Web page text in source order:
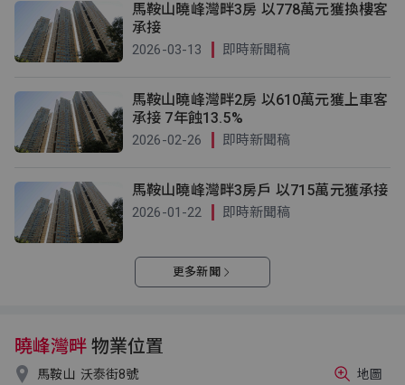
馬鞍山曉峰灣畔3房 以778萬元獲換樓客
承接
2026-03-13 即時新聞稿
馬鞍山曉峰灣畔2房 以610萬元獲上車客
承接 7年蝕13.5%
2026-02-26 即時新聞稿
馬鞍山曉峰灣畔3房戶 以715萬元獲承接
2026-01-22 即時新聞稿
更多新聞
曉峰灣畔 物業位置
 馬鞍山 沃泰街8號 地圖